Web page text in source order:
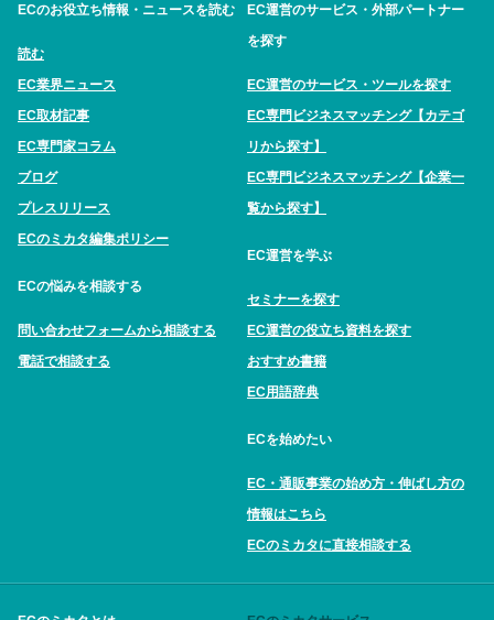
ECのお役立ち情報・ニュースを読む
読む
EC業界ニュース
EC取材記事
EC専門家コラム
ブログ
プレスリリース
ECのミカタ編集ポリシー
ECの悩みを相談する
問い合わせフォームから相談する
電話で相談する
EC運営のサービス・外部パートナー
を探す
EC運営のサービス・ツールを探す
EC専門ビジネスマッチング【カテゴ
リから探す】
EC専門ビジネスマッチング【企業一
覧から探す】
EC運営を学ぶ
セミナーを探す
EC運営の役立ち資料を探す
おすすめ書籍
EC用語辞典
ECを始めたい
EC・通販事業の始め方・伸ばし方の
情報はこちら
ECのミカタに直接相談する